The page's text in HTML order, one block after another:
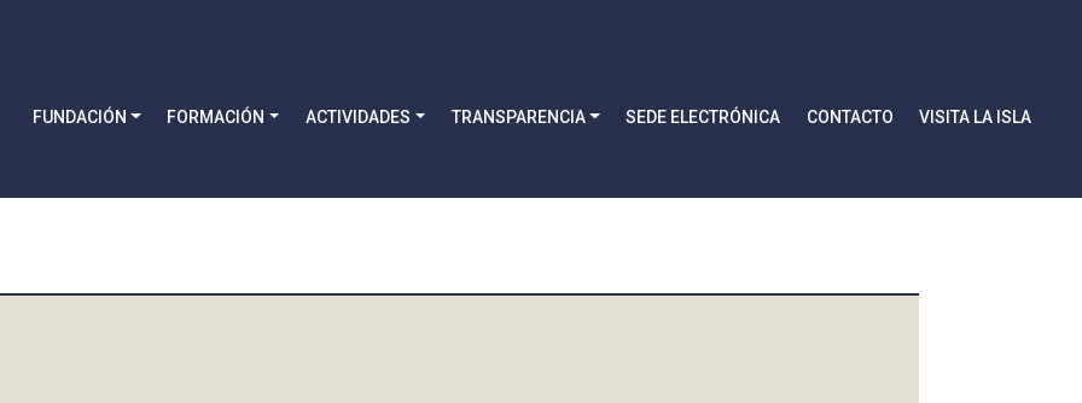
FUNDACIÓN
FORMACIÓN ACTIVIDADES TRANSPARENCIA SEDE ELECTRÓNICA CONTACTO VISITA LA ISLA